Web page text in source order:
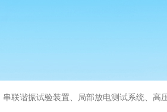
串联谐振试验装置、局部放电测试系统、高